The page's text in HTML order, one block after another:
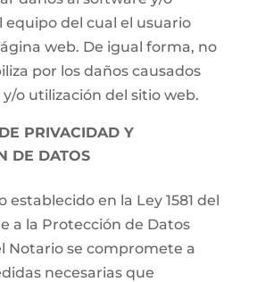
equipo del cual el usuario
web. De igual forma, no
por los daños causados
y/o utilización del sitio web.
PRIVACIDAD Y
DE DATOS
establecido en la Ley 1581 del
a la Protección de Datos
Notario se compromete a
necesarias que